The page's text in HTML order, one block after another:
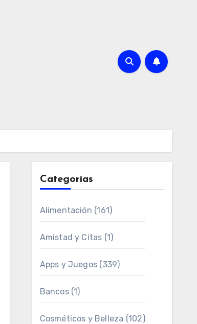
Categorías
Alimentación (161)
Amistad y Citas (1)
Apps y Juegos (339)
Bancos(1)
Cosméticos y Belleza (102)